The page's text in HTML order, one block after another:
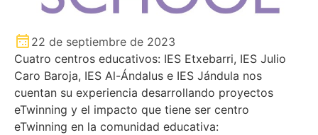
22 de septiembre de 2023
Cuatro centros educativos: IES Etxebarri, IES Julio
Caro Baroja, IES Al-Ándalus e IES Jándula nos
cuentan su experiencia desarrollando proyectos
eTwinning y el impacto que tiene ser centro
eTwinning en la comunidad educativa: